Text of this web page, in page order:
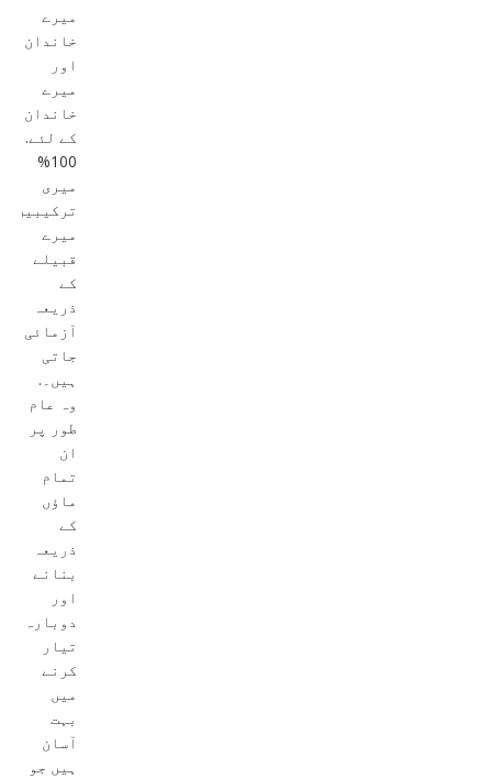
میرے
خاندان
اور
میرے
خاندان
کے لئے.
100%
میری
ترکیبیں
میرے
قبیلے
کے
ذریعہ
آزمائی
جاتی
ہیں۔.
وہ عام
طور پر
ان
تمام
ماؤں
کے
ذریعہ
بنانے
اور
دوبارہ
تیار
کرنے
میں
بہت
آسان
ہیں جو